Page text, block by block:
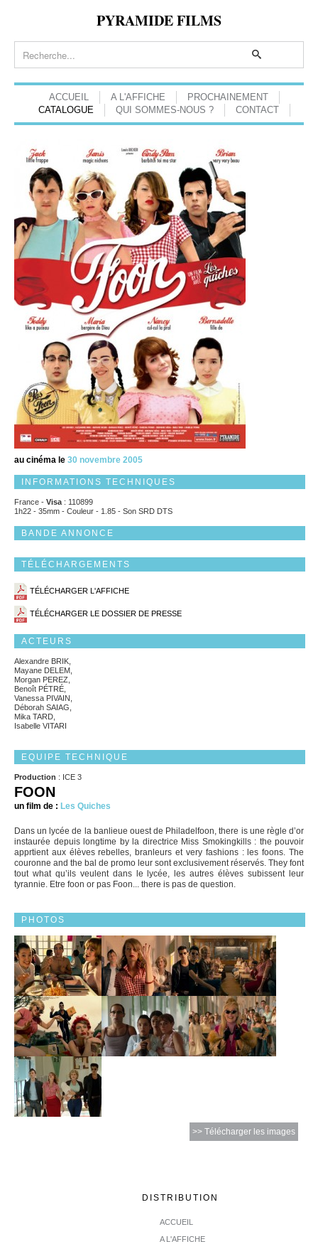
PYRAMIDE FILMS
ACCUEIL A L'AFFICHE
PROCHAINEMENT
CATALOGUE
QUI SOMMES-NOUS ? CONTACT
au cinéma le 30 novembre 2005
INFORMATIONS TECHNIQUES
France - Visa : 110899
1h22 - 35mm - Couleur - 1.85 - Son SRD DTS
BANDE ANNONCE
TÉLÉCHARGEMENTS
TÉLÉCHARGER L'AFFICHE
TÉLÉCHARGER LE DOSSIER DE PRESSE
ACTEURS
Alexandre BRIK,
Mayane DELEM,
Morgan PEREZ,
Benoît PÉTRÉ,
Vanessa PIVAIN,
Déborah SAIAG,
Mika TARD,
Isabelle VITARI
EQUIPE TECHNIQUE
Production : ICE 3
FOON
un film de : Les Quiches
Dans un lycée de la banlieue ouest de Philadelfoon, there is une règle d’or
instaurée depuis longtime by la directrice Miss Smokingkills : the pouvoir
apprtient aux élèves rebelles, branleurs et very fashions : les foons. The
couronne and the bal de promo leur sont exclusivement réservés. They font
tout what qu’ils veulent dans le lycée, les autres élèves subissent leur
tyrannie. Etre foon or pas Foon... there is pas de question.
PHOTOS
>> Télécharger les images
DISTRIBUTION
ACCUEIL
A L'AFFICHE